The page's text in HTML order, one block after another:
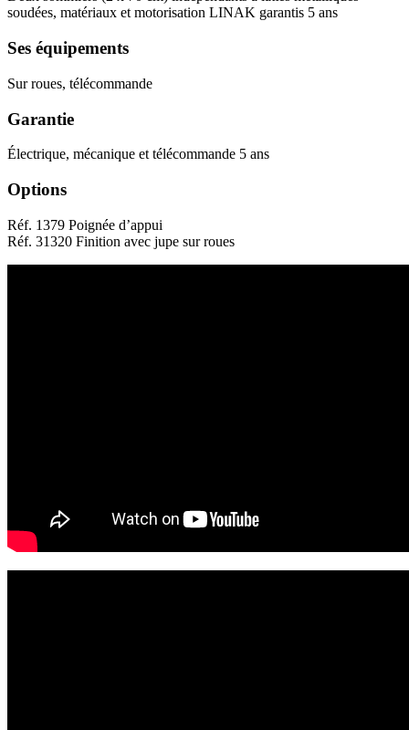
soudées, matériaux et motorisation LINAK garantis 5 ans
Ses équipements
Sur roues, télécommande
Garantie
Électrique, mécanique et télécommande 5 ans
Options
Réf. 1379 Poignée d’appui
Réf. 31320 Finition avec jupe sur roues